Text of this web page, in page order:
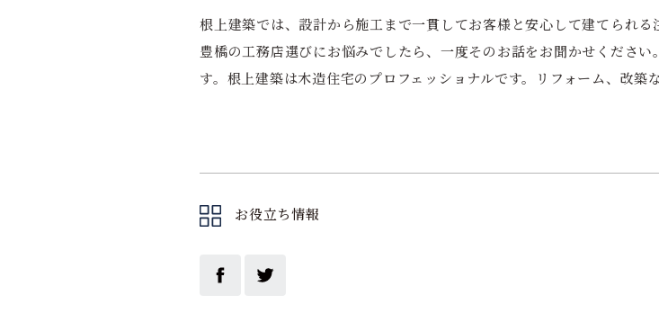
根上建築では、設計から施工まで一貫してお客様と安心して建てられる
豊橋の工務店選びにお悩みでしたら、一度そのお話をお聞かせくださ
す。根上建築は木造住宅のプロフェッショナルです。リフォーム、改築
お役立ち情報